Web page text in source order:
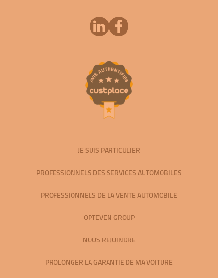
JE SUIS PARTICULIER
PROFESSIONNELS DES SERVICES AUTOMOBILES
PROFESSIONNELS DE LA VENTE AUTOMOBILE
OPTEVEN GROUP
NOUS REJOINDRE
PROLONGER LA GARANTIE DE MA VOITURE